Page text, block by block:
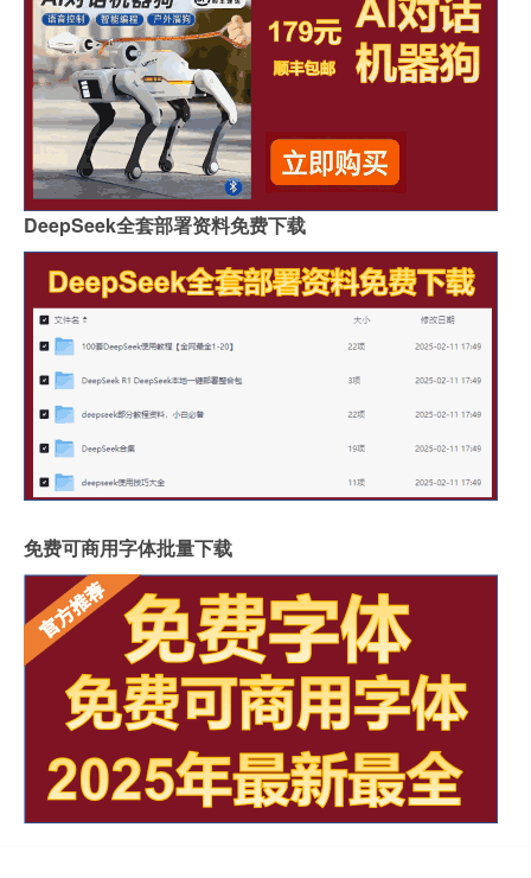
DeepSeek全套部署资料免费下载
免费可商用字体批量下载